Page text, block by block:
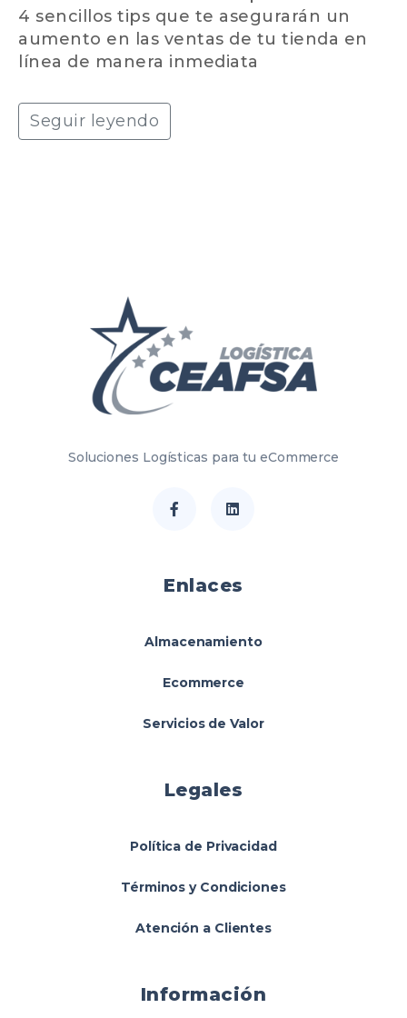
4 sencillos tips que te asegurarán un
aumento en las ventas de tu tienda en
línea de manera inmediata
Seguir leyendo
Soluciones Logísticas para tu eCommerce
Enlaces
Almacenamiento
Ecommerce
Servicios de Valor
Legales
Política de Privacidad
Términos y Condiciones
Atención a Clientes
Información